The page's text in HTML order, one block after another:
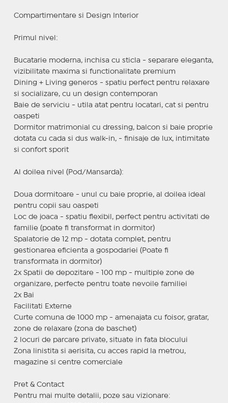
Compartimentare si Design Interior
Primul nivel:
Bucatarie moderna, inchisa cu sticla - separare eleganta,
vizibilitate maxima si functionalitate premium
Dining + Living generos - spatiu perfect pentru relaxare
si socializare, cu un design contemporan
Baie de serviciu - utila atat pentru locatari, cat si pentru
oaspeti
Dormitor matrimonial cu dressing, balcon si baie proprie
dotata cu cada si dus walk-in, - finisaje de lux, intimitate
si confort sporit
Al doilea nivel (Pod/Mansarda):
Doua dormitoare - unul cu baie proprie, al doilea ideal
pentru copii sau oaspeti
Loc de joaca - spatiu flexibil, perfect pentru activitati de
familie (poate fi transformat in dormitor)
Spalatorie de 12 mp - dotata complet, pentru
gestionarea eficienta a gospodariei (Poate fi
transformata in dormitor)
2x Spatii de depozitare - 100 mp - multiple zone de
organizare, perfecte pentru toate nevoile familiei
2x Bai
Facilitati Externe
Curte comuna de 1000 mp - amenajata cu foisor, gratar,
zone de relaxare (zona de baschet)
2 locuri de parcare private, situate in fata blocului
Zona linistita si aerisita, cu acces rapid la metrou,
magazine si centre comerciale
Pret & Contact
Pentru mai multe detalii, poze sau vizionare: